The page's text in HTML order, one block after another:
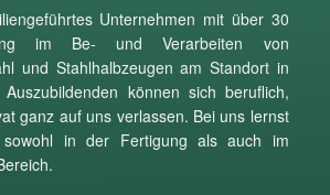
Unternehmen mit über 30
im Be- und Verarbeiten von
und Stahlhalbzeugen am Standort in
können sich beruflich,
ganz auf uns verlassen. Bei uns lernst
in der Fertigung als auch im